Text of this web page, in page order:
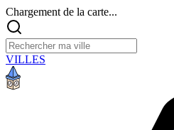
Chargement de la carte...
VILLES